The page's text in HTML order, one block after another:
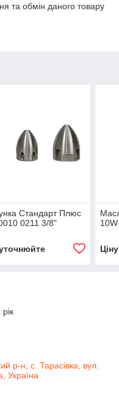
та обмін даного товару
Стандарт Плюс
0211 3/8"
р-н, с. Тарасівка, вул.
Україна